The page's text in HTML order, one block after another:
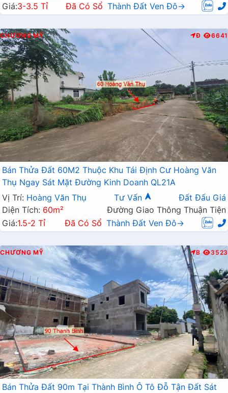
Giá:3-3.5 Tỉ Đã Có Sổ Thành Đất Ven Đô→
CHƯƠNG MỸ Đ 6641
Bán Thửa Đất 60M2 Thuộc Khu Tái Định Cư Hoàng Văn
Thụ Ngay Sát Mặt Đường Kinh Doanh QL21A
Vị Trí: Hoàng Văn Thụ Tư Vấn
Đất Đấu Giá
Diện Tích: 60m²
Đường Giao Thông Thuận Tiện
Giá:1.5-2 Tỉ Đã Có Sổ Thành Đất Ven Đô→
CHƯƠNG MỸ B 3523
Bán Thửa Đất 90m Tại Thành Bình Ô Tô Đỗ Tận Đất Sát